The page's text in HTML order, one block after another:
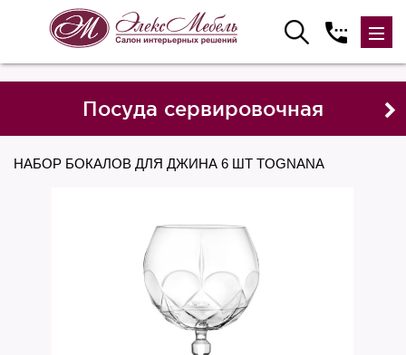
Посуда сервировочная
НАБОР БОКАЛОВ ДЛЯ ДЖИНА 6 ШТ TOGNANA